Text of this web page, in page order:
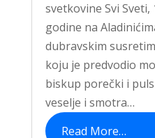
svetkovine Svi Sveti,
godine na
dubravskim
koju je predvodio
biskup porečki i
veselje i smotra…
Read More…